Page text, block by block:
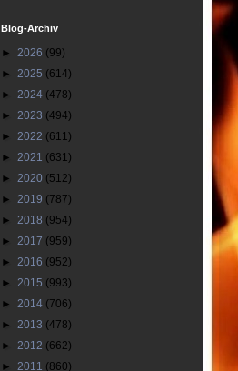
Blog-Archiv
► 2026 (99)
► 2025 (614)
► 2024 (478)
► 2023 (494)
► 2022 (611)
► 2021 (631)
► 2020 (512)
► 2019 (787)
► 2018 (954)
► 2017 (959)
► 2016 (952)
► 2015 (993)
► 2014 (706)
► 2013 (478)
► 2012 (662)
► 2011 (860)